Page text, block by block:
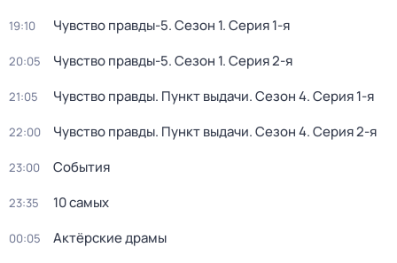
19:10 Чувство правды-5. Сезон 1. Серия 1-я
20:05 Чувство правды-5. Сезон 1. Серия 2-я
21:05 Чувство правды. Пункт выдачи. Сезон 4. Серия 1-я
22:00 Чувство правды. Пункт выдачи. Сезон 4. Серия 2-я
23:00 События
23:35 10 самых
00:05 Актёрские драмы